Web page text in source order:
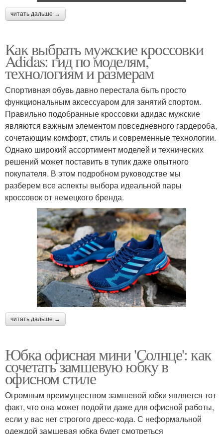
читать дальше →
Как выбрать мужские кроссовки
Adidas: гид по моделям,
технологиям и размерам
Спортивная обувь давно перестала быть просто
функциональным аксессуаром для занятий спортом.
Правильно подобранные кроссовки адидас мужские
являются важным элементом повседневного гардероба,
сочетающим комфорт, стиль и современные технологии.
Однако широкий ассортимент моделей и технических
решений может поставить в тупик даже опытного
покупателя. В этом подробном руководстве мы
разберем все аспекты выбора идеальной пары
кроссовок от немецкого бренда.
читать дальше →
Юбка офисная мини 'Солнце': как
сочетать замшевую юбку в
офисном стиле
Огромным преимуществом замшевой юбки является тот
факт, что она может подойти даже для офисной работы,
если у вас нет строгого дресс-кода. С неформальной
одеждой замшевая юбка будет смотреться